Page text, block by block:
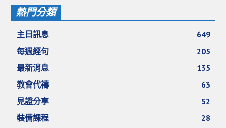
台北靈糧堂 官方網站
讚美之泉 YOUTUBE 頻道
聖經 和合本
每日研經釋義
信望愛全球資訊網
蒲公英希望基金會
熱門分類
主日訊息
649
每週經句
205
最新消息
135
教會代禱
63
見證分享
52
裝備課程
28